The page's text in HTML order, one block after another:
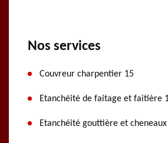
Nos services
Couvreur charpentier 15
Etanchéité de faitage et faitière
Etanchéité gouttière et